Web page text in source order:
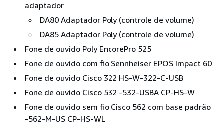
adaptador
DA80 Adaptador Poly (controle de volume)
DA85 Adaptador Poly (controle de volume)
Fone de ouvido Poly EncorePro 525
Fone de ouvido com fio Sennheiser EPOS Impact 60
Fone de ouvido Cisco 322 HS-W-322-C-USB
Fone de ouvido Cisco 532 -532-USBA CP-HS-W
Fone de ouvido sem fio Cisco 562 com base padrão
-562-M-US CP-HS-WL